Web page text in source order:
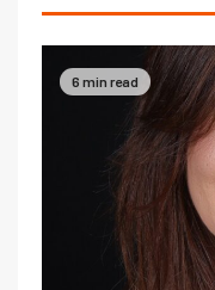
6 min read